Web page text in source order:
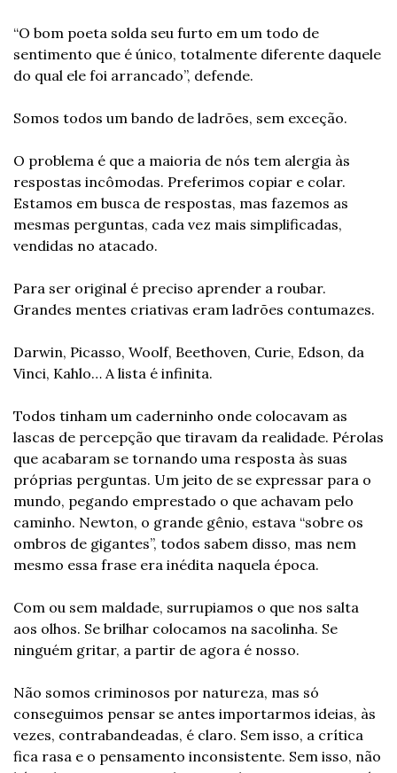
“O bom poeta solda seu furto em um todo de
sentimento que é único, totalmente diferente daquele
do qual ele foi arrancado”, defende.
Somos todos um bando de ladrões, sem exceção.
O problema é que a maioria de nós tem alergia às
respostas incômodas. Preferimos copiar e colar.
Estamos em busca de respostas, mas fazemos as
mesmas perguntas, cada vez mais simplificadas,
vendidas no atacado.
Para ser original é preciso aprender a roubar.
Grandes mentes criativas eram ladrões contumazes.
Darwin, Picasso, Woolf, Beethoven, Curie, Edson, da
Vinci, Kahlo… A lista é infinita.
Todos tinham um caderninho onde colocavam as
lascas de percepção que tiravam da realidade. Pérolas
que acabaram se tornando uma resposta às suas
próprias perguntas. Um jeito de se expressar para o
mundo, pegando emprestado o que achavam pelo
caminho. Newton, o grande gênio, estava “sobre os
ombros de gigantes”, todos sabem disso, mas nem
mesmo essa frase era inédita naquela época.
Com ou sem maldade, surrupiamos o que nos salta
aos olhos. Se brilhar colocamos na sacolinha. Se
ninguém gritar, a partir de agora é nosso.
Não somos criminosos por natureza, mas só
conseguimos pensar se antes importarmos ideias, às
vezes, contrabandeadas, é claro. Sem isso, a crítica
fica rasa e o pensamento inconsistente. Sem isso, não